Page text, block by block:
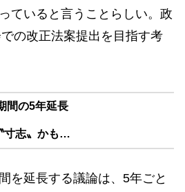
ていると言うことらしい。政
の改正法案提出を目指す考
間の5年延長
寸志〟かも…
を延長する議論は、5年ごと